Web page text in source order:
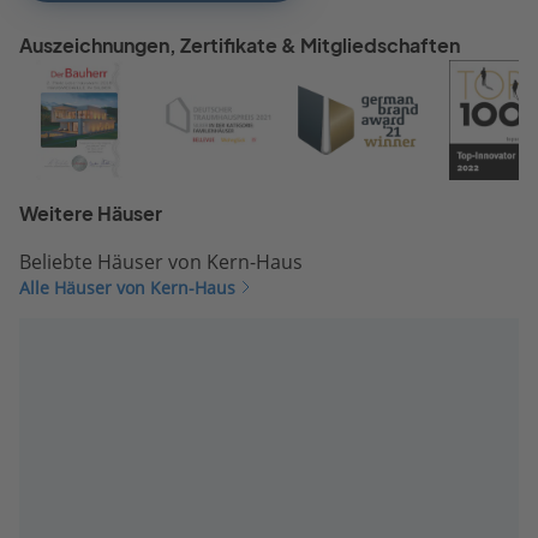
Auszeichnungen, Zertifikate & Mitgliedschaften
Weitere Häuser
Beliebte Häuser von Kern-Haus
Alle Häuser von Kern-Haus